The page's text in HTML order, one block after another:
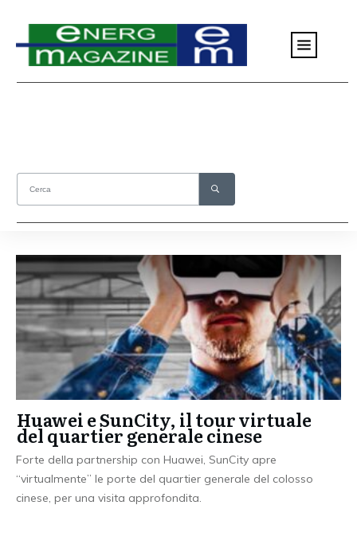
Huawei e SunCity, il tour virtuale
del quartier generale cinese
Forte della partnership con Huawei, SunCity apre
“virtualmente” le porte del quartier generale del colosso
cinese, per una visita approfondita.